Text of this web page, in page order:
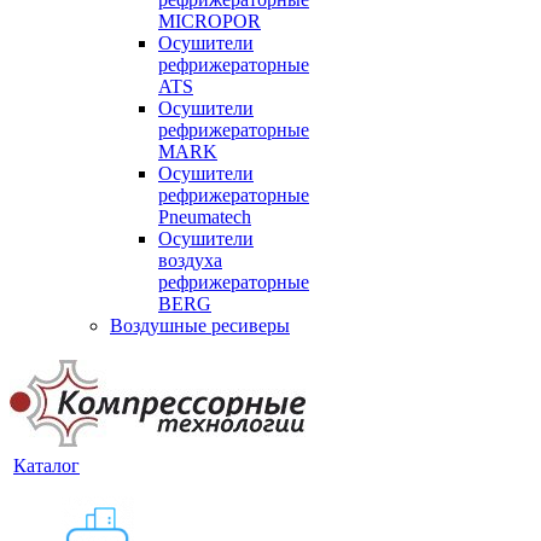
MICROPOR
Осушители
рефрижераторные
ATS
Осушители
рефрижераторные
MARK
Осушители
рефрижераторные
Pneumatech
Осушители
воздуха
рефрижераторные
BERG
Воздушные ресиверы
Каталог